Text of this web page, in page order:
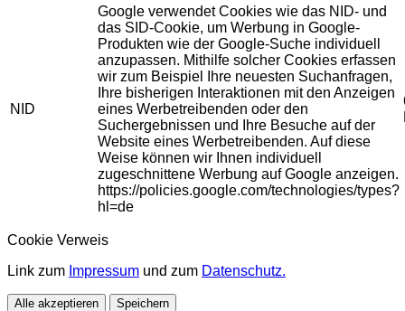
NID
Google verwendet Cookies wie das NID- und
das SID-Cookie, um Werbung in Google-
Produkten wie der Google-Suche individuell
anzupassen. Mithilfe solcher Cookies erfassen
wir zum Beispiel Ihre neuesten Suchanfragen,
Ihre bisherigen Interaktionen mit den Anzeigen
eines Werbetreibenden oder den
Suchergebnissen und Ihre Besuche auf der
Website eines Werbetreibenden. Auf diese
Weise können wir Ihnen individuell
zugeschnittene Werbung auf Google anzeigen.
https://policies.google.com/technologies/types?
hl=de
Cookie Verweis
Link zum Impressum und zum Datenschutz.
Alle akzeptieren Speichern